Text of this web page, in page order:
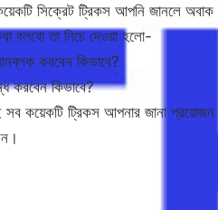
সিক্রেট ট্রিকস আপনি জানলে অবাক
বলবো তা নিচে দেওয়া হলো-
করবেন কিভাবে?
করবেন কিভাবে?
কয়েকটি ট্রিকস আপনার জানা